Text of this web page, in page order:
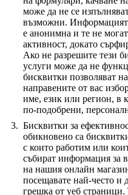
може да не се
възможни.
е анонимна и те не
активност, докато
Ако не разрешите тези
услуги може да не
бисквитки позволяват
направените от вас
име, език или регион, в
по-подобрени,
Бисквитки за
обикновено са
с които работим или
събират информация за
на нашия онлайн
посещавате най-често и
грешка от уеб